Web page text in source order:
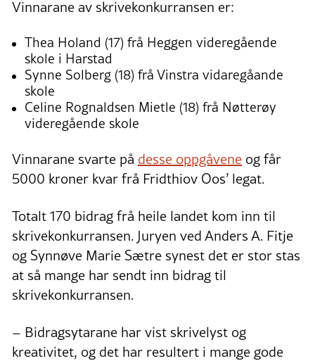
Vinnarane av skrivekonkurransen er:
Thea Holand (17) frå Heggen videregående
skole i Harstad
Synne Solberg (18) frå Vinstra vidaregåande
skole
Celine Rognaldsen Mietle (18) frå Nøtterøy
videregående skole
Vinnarane svarte på desse oppgåvene og får
5000 kroner kvar frå Fridthiov Oos’ legat.
Totalt 170 bidrag frå heile landet kom inn til
skrivekonkurransen. Juryen ved Anders A. Fitje
og Synnøve Marie Sætre synest det er stor stas
at så mange har sendt inn bidrag til
skrivekonkurransen.
– Bidragsytarane har vist skrivelyst og
kreativitet, og det har resultert i mange gode